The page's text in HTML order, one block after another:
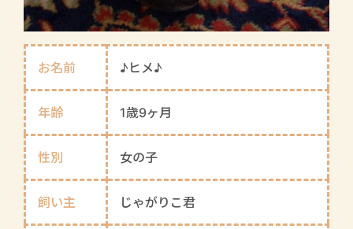
お名前 ♪ヒメ♪
年齢 1歳9ヶ月
性別 女の子
飼い主 じゃがりこ君